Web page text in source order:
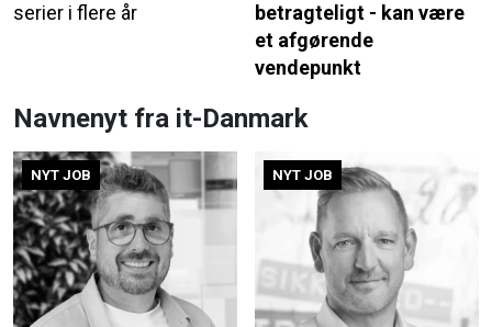
serier i flere år
betragteligt - kan være
et afgørende
vendepunkt
Navnenyt fra it-Danmark
NYT JOB NYT JOB